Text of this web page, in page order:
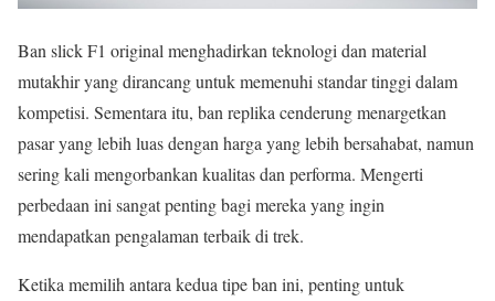
Ban slick F1 original menghadirkan teknologi dan material
mutakhir yang dirancang untuk memenuhi standar tinggi dalam
kompetisi. Sementara itu, ban replika cenderung menargetkan
pasar yang lebih luas dengan harga yang lebih bersahabat, namun
sering kali mengorbankan kualitas dan performa. Mengerti
perbedaan ini sangat penting bagi mereka yang ingin
mendapatkan pengalaman terbaik di trek.
Ketika memilih antara kedua tipe ban ini, penting untuk